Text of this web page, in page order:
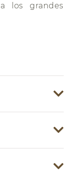
los grandes